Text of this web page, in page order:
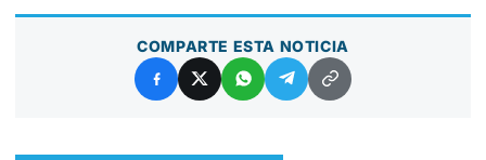
COMPARTE ESTA NOTICIA